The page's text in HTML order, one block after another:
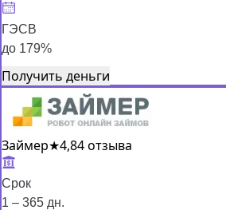
ГЭСВ
до 179%
Получить деньги
Займер★4,84 отзыва
Срок
1 – 365 дн.